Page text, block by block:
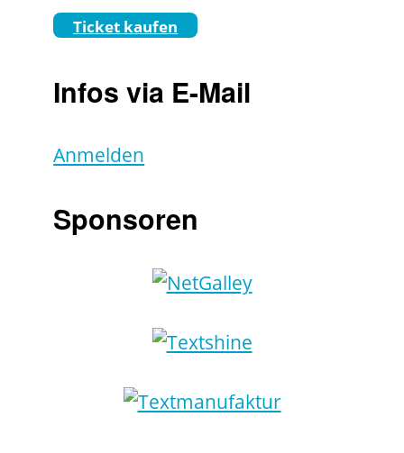
Ticket kaufen
Infos via E-Mail
Anmelden
Sponsoren